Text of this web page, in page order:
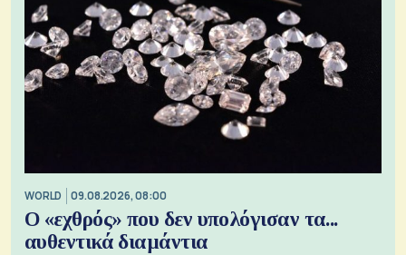
WORLD 09.08.2026, 08:00
Ο «εχθρός» που δεν υπολόγισαν τα...
αυθεντικά διαμάντια